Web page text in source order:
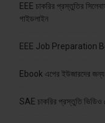
EEE চাকরির প্রস্তুতির
গাইডলাইন
EEE Job Preparation
Ebook এপের ইউজারদের জন্য
SAE চাকরির প্রস্তুতি ভিডিও